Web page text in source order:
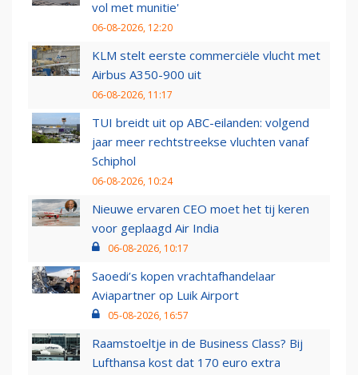
vol met munitie'
06-08-2026, 12:20
KLM stelt eerste commerciële vlucht met
Airbus A350-900 uit
06-08-2026, 11:17
TUI breidt uit op ABC-eilanden: volgend
jaar meer rechtstreekse vluchten vanaf
Schiphol
06-08-2026, 10:24
Nieuwe ervaren CEO moet het tij keren
voor geplaagd Air India
06-08-2026, 10:17
Saoedi’s kopen vrachtafhandelaar
Aviapartner op Luik Airport
05-08-2026, 16:57
Raamstoeltje in de Business Class? Bij
Lufthansa kost dat 170 euro extra